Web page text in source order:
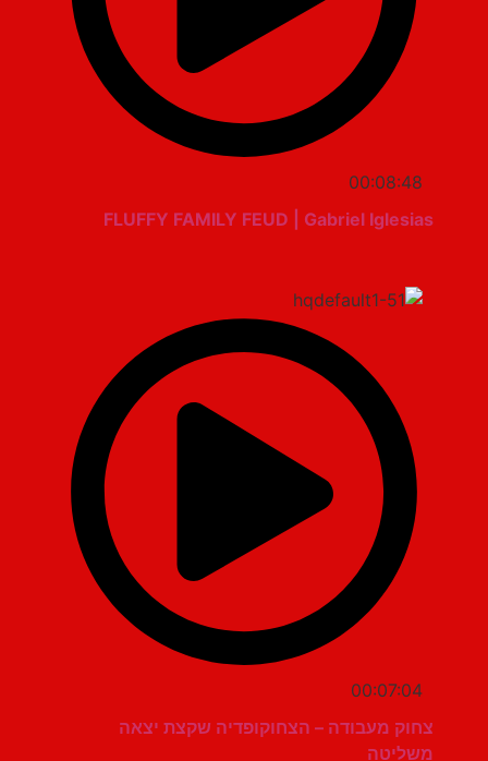
00:08:48
FLUFFY FAMILY FEUD | Gabriel Iglesias
00:07:04
צחוק מעבודה – הצחוקופדיה שקצת יצאה
משליטה